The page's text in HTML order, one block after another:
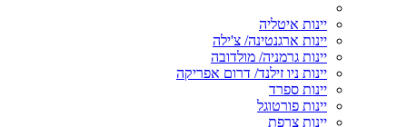
יינות איטליה
יינות ארגנטינה/ צ'ילה
יינות גרמניה/ מולדובה
יינות ניו זילנד/ דרום אפריקה
יינות ספרד
יינות פורטוגל
יינות צרפת